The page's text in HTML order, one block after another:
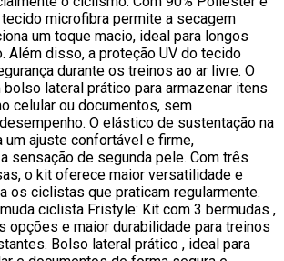
tecido microfibra permite a secagem
um toque macio, ideal para longos
Além disso, a proteção UV do tecido
durante os treinos ao ar livre. O
lateral prático para armazenar itens
celular ou documentos, sem
O elástico de sustentação na
um ajuste confortável e firme,
sensação de segunda pele. Com três
o kit oferece maior versatilidade e
os ciclistas que praticam regularmente.
ciclista Fristyle: Kit com 3 bermudas ,
opções e maior durabilidade para treinos
Bolso lateral prático , ideal para